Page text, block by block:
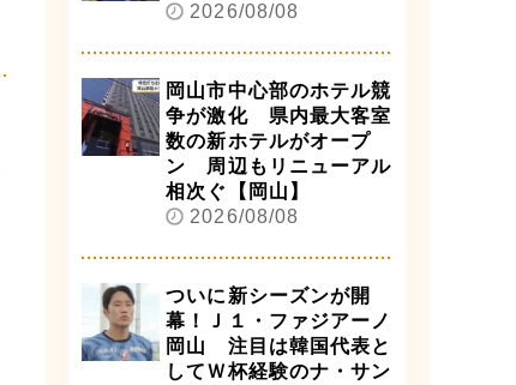
2026/08/08
岡山市中心部のホテル競
争が激化 県内最大客室
数の新ホテルがオープ
ン 周辺もリニューアル
相次ぐ【岡山】
2026/08/08
ついに新シーズンが開
幕！Ｊ１・ファジアーノ
岡山 注目は韓国代表と
してＷ杯経験のナ・サン